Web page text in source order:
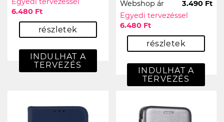
6.480 Ft
részletek
INDULHAT A
TERVEZÉS
Webshop ár
3.490 Ft
Egyedi tervezéssel
6.480 Ft
részletek
INDULHAT A
TERVEZÉS